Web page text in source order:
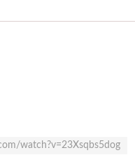
watch?v=23Xsqbs5dog